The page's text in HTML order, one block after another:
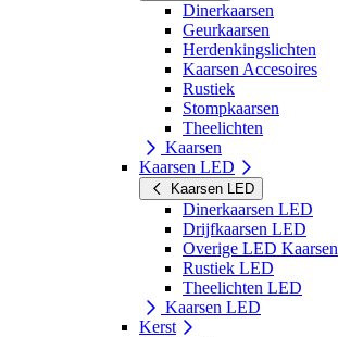
Dinerkaarsen
Geurkaarsen
Herdenkingslichten
Kaarsen Accesoires
Rustiek
Stompkaarsen
Theelichten
Kaarsen
Kaarsen LED
Kaarsen LED
Dinerkaarsen LED
Drijfkaarsen LED
Overige LED Kaarsen
Rustiek LED
Theelichten LED
Kaarsen LED
Kerst